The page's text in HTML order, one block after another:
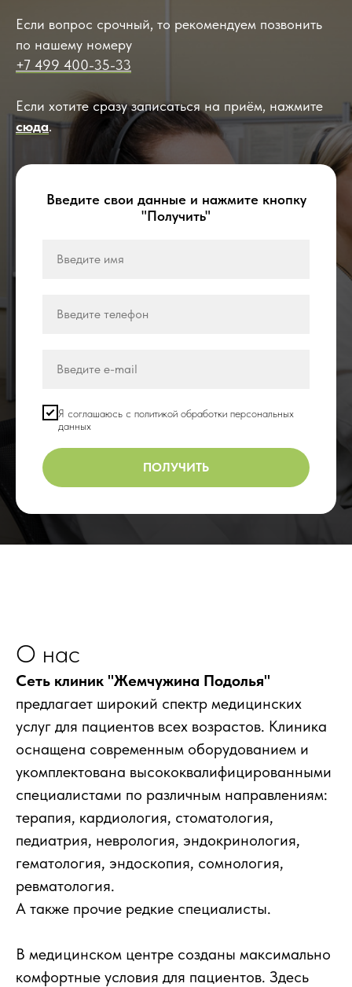
Если вопрос срочный, то рекомендуем позвонить
по нашему номеру
+7 499 400-35-33
Если хотите сразу записаться на приём, нажмите
сюда.
Введите свои данные и нажмите кнопку
"Получить"
Я соглашаюсь с политикой обработки персональных
данных
ПОЛУЧИТЬ
О нас
Сеть клиник "Жемчужина Подолья"
предлагает широкий спектр медицинских
услуг для пациентов всех возрастов. Клиника
оснащена современным оборудованием и
укомплектована высококвалифицированными
специалистами по различным направлениям:
терапия, кардиология, стоматология,
педиатрия, неврология, эндокринология,
гематология, эндоскопия, сомнология,
ревматология.
А также прочие редкие специалисты.
В медицинском центре созданы максимально
комфортные условия для пациентов. Здесь